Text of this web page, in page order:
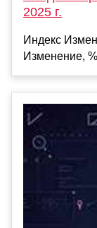
2025 г.
Индекс
Изменение,